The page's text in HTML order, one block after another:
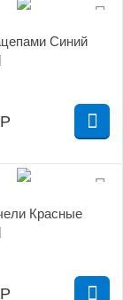
Синий
Р
Красные
Р